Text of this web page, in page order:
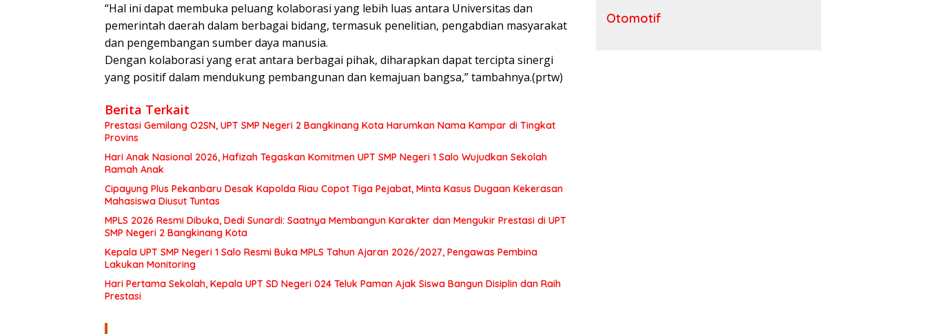
“Hal ini dapat membuka peluang kolaborasi yang lebih luas antara Universitas dan
pemerintah daerah dalam berbagai bidang, termasuk penelitian, pengabdian masyarakat
dan pengembangan sumber daya manusia.
Dengan kolaborasi yang erat antara berbagai pihak, diharapkan dapat tercipta sinergi
yang positif dalam mendukung pembangunan dan kemajuan bangsa,” tambahnya.(prtw)
Berita Terkait
Prestasi Gemilang O2SN, UPT SMP Negeri 2 Bangkinang Kota Harumkan Nama Kampar di Tingkat
Provins
Hari Anak Nasional 2026, Hafizah Tegaskan Komitmen UPT SMP Negeri 1 Salo Wujudkan Sekolah
Ramah Anak
Cipayung Plus Pekanbaru Desak Kapolda Riau Copot Tiga Pejabat, Minta Kasus Dugaan Kekerasan
Mahasiswa Diusut Tuntas
MPLS 2026 Resmi Dibuka, Dedi Sunardi: Saatnya Membangun Karakter dan Mengukir Prestasi di UPT
SMP Negeri 2 Bangkinang Kota
Kepala UPT SMP Negeri 1 Salo Resmi Buka MPLS Tahun Ajaran 2026/2027, Pengawas Pembina
Lakukan Monitoring
Hari Pertama Sekolah, Kepala UPT SD Negeri 024 Teluk Paman Ajak Siswa Bangun Disiplin dan Raih
Prestasi
Otomotif